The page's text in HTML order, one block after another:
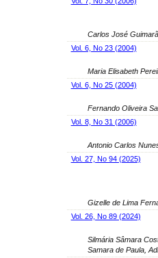
Carlos José
Vol. 6, No 23 (2004)
Maria Elisabeth
Vol. 6, No 25 (2004)
Fernando Oliveira
Vol. 8, No 31 (2006)
Antonio Carlos
Vol. 27, No 94 (2025)
Gizelle de Lima
Vol. 26, No 89 (2024)
Silmária Sâmara
Samara de Paula,